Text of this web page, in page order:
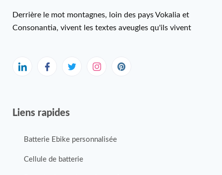
Derrière le mot montagnes, loin des pays Vokalia et
Consonantia, vivent les textes aveugles qu'ils vivent
Liens rapides
Batterie Ebike personnalisée
Cellule de batterie